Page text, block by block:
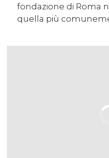
fondazione di Roma
quella più